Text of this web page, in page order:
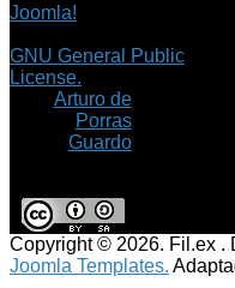
Joomla!
GNU General Public
License.
Arturo de
Porras
Guardo
Copyright © 2026. Fil.ex .
Joomla Templates.